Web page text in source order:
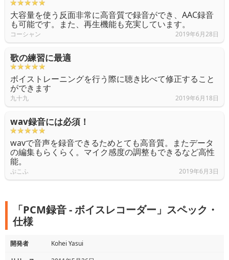
大容量を使う反面非常に高音質で録音ができ、AAC録音
も可能です。また、再生機能も充実しています。
コーシャン 2019年6月28日
歌の練習に最適
ボイストレーニングを行う際に聴き比べて修正すること
ができます
九十九 2019年6月18日
wav録音には必須！
wavで音声を録音できるためとても高音質。またデータ
の編集もらくらく。マイク感度の調整もできるなど高性
能。
ぷこふ 2019年6月3日
「PCM録音 - ボイスレコーダー」スペック・
仕様
開発者
Kohei Yasui